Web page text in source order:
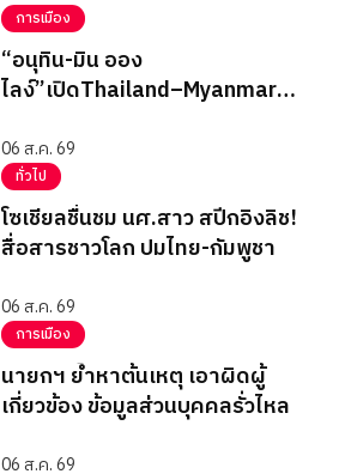
การเมือง
“อนุทิน-มิน ออง
ไลง์”เปิดThailand–Myanmar
06 ส.ค. 69
ทั่วไป
โซเชียลชื่นชม นศ.สาว สปีกอิงลิช!
สื่อสารชาวโลก ปมไทย-กัมพูชา
06 ส.ค. 69
การเมือง
นายกฯ ย้ำหาต้นเหตุ เอาผิดผู้
เกี่ยวข้อง ข้อมูลส่วนบุคคลรั่วไหล
06 ส.ค. 69